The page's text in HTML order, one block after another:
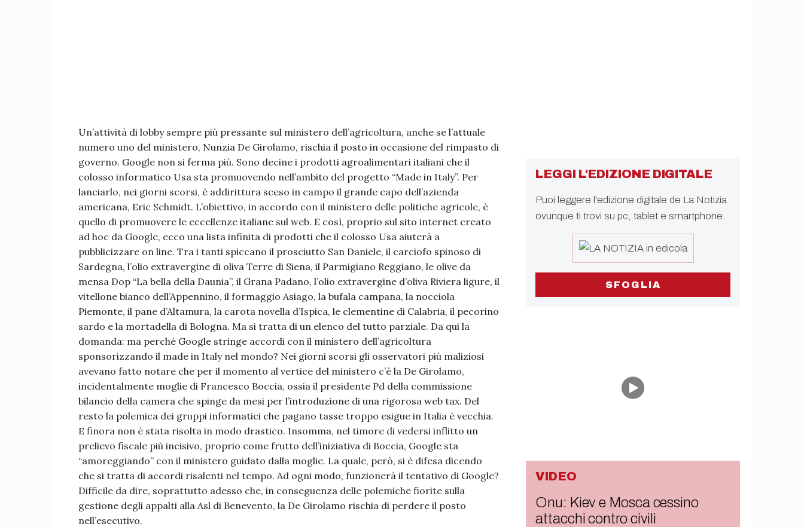
Un’attività di lobby sempre più pressante sul ministero dell’agricoltura, anche se l’attuale
numero uno del ministero, Nunzia De Girolamo, rischia il posto in occasione del rimpasto di
governo. Google non si ferma più. Sono decine i prodotti agroalimentari italiani che il
colosso informatico Usa sta promuovendo nell’ambito del progetto “Made in Italy”. Per
lanciarlo, nei giorni scorsi, è addirittura sceso in campo il grande capo dell’azienda
americana, Eric Schmidt. L’obiettivo, in accordo con il ministero delle politiche agricole, è
quello di promuovere le eccellenze italiane sul web. E così, proprio sul sito internet creato
ad hoc da Google, ecco una lista infinita di prodotti che il colosso Usa aiuterà a
pubblicizzare on line. Tra i tanti spiccano il prosciutto San Daniele, il carciofo spinoso di
Sardegna, l’olio extravergine di oliva Terre di Siena, il Parmigiano Reggiano, le olive da
mensa Dop “La bella della Daunia”, il Grana Padano, l’olio extravergine d’oliva Riviera ligure, il
vitellone bianco dell’Appennino, il formaggio Asiago, la bufala campana, la nocciola
Piemonte, il pane d’Altamura, la carota novella d’Ispica, le clementine di Calabria, il pecorino
sardo e la mortadella di Bologna. Ma si tratta di un elenco del tutto parziale. Da qui la
domanda: ma perché Google stringe accordi con il ministero dell’agricoltura
sponsorizzando il made in Italy nel mondo? Nei giorni scorsi gli osservatori più maliziosi
avevano fatto notare che per il momento al vertice del ministero c’è la De Girolamo,
incidentalmente moglie di Francesco Boccia, ossia il presidente Pd della commissione
bilancio della camera che spinge da mesi per l’introduzione di una rigorosa web tax. Del
resto la polemica dei gruppi informatici che pagano tasse troppo esigue in Italia è vecchia.
E finora non è stata risolta in modo drastico. Insomma, nel timore di vedersi inflitto un
prelievo fiscale più incisivo, proprio come frutto dell’iniziativa di Boccia, Google sta
“amoreggiando” con il ministero guidato dalla moglie. La quale, però, si è difesa dicendo
che si tratta di accordi risalenti nel tempo. Ad ogni modo, funzionerà il tentativo di Google?
Difficile da dire, soprattutto adesso che, in conseguenza delle polemiche fiorite sulla
gestione degli appalti alla Asl di Benevento, la De Girolamo rischia di perdere il posto
nell’esecutivo.
LEGGI L'EDIZIONE DIGITALE
Puoi leggere l'edizione digitale de La Notizia
ovunque ti trovi su pc, tablet e smartphone.
SFOGLIA
VIDEO
Onu: Kiev e Mosca cessino
attacchi contro civili